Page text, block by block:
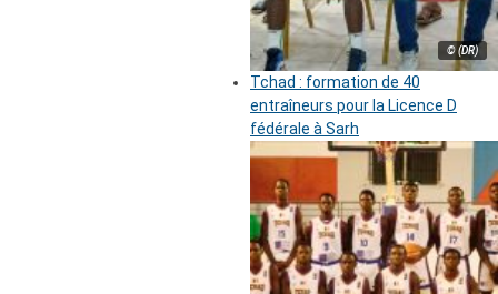
© (DR)
Tchad : formation de 40
entraîneurs pour la Licence D
fédérale à Sarh